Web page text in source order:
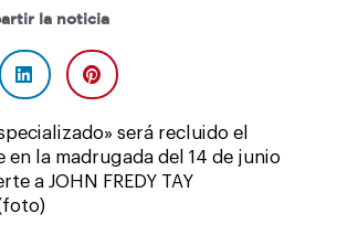
la noticia
será recluido el
en la madrugada del 14 de junio
a JOHN FREDY TAY